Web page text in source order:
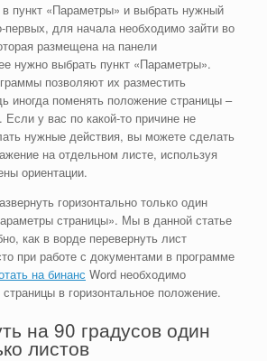
пункт «Параметры» и выбрать нужный
первых, для начала необходимо зайти во
размещена на панели
нужно выбрать пункт «Параметры».
позволяют их разместить
иногда поменять положение страницы –
у вас по какой-то причине не
нужные действия, вы можете сделать
на отдельном листе, используя
ориентации.
горизонтально только один
страницы». Мы в данной статье
как в ворде перевернуть лист
при работе с документами в программе
на бинанс Word необходимо
в горизонтальное положение.
на 90 градусов один
листов